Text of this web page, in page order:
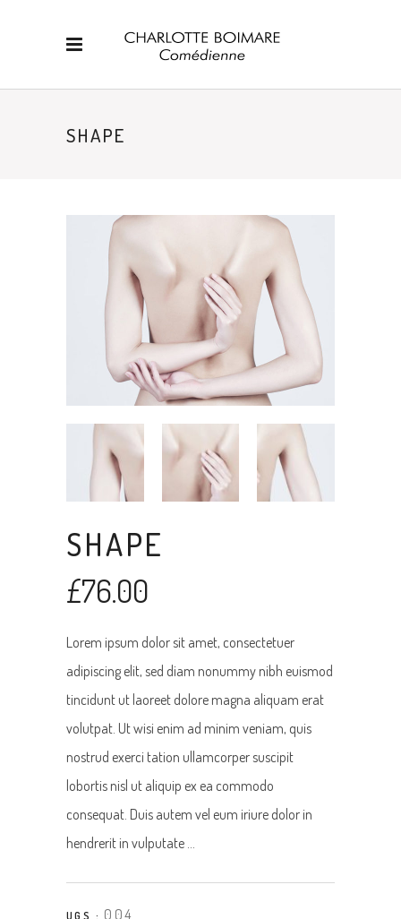
SHAPE
SHAPE
£76.00
Lorem ipsum dolor sit amet, consectetuer
adipiscing elit, sed diam nonummy nibh euismod
tincidunt ut laoreet dolore magna aliquam erat
volutpat. Ut wisi enim ad minim veniam, quis
nostrud exerci tation ullamcorper suscipit
lobortis nisl ut aliquip ex ea commodo
consequat. Duis autem vel eum iriure dolor in
hendrerit in vulputate …
UGS : 004